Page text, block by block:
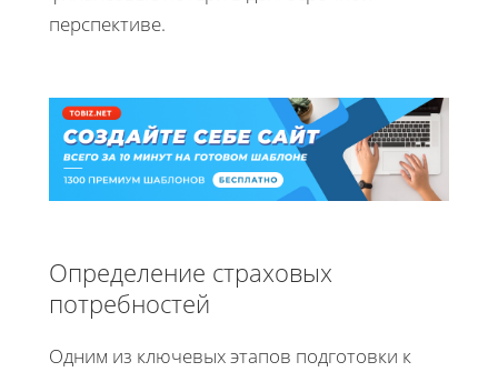
перспективе.
Определение страховых
потребностей
Одним из ключевых этапов подготовки к